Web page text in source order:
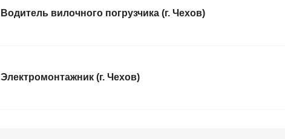
Водитель вилочного погрузчика (г. Чехов)
Электромонтажник (г. Чехов)